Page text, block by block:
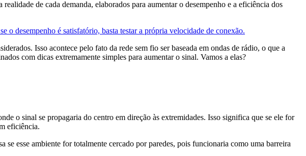
de cada demanda, elaborados para aumentar o desempenho e a eficiência dos
o desempenho é satisfatório, basta testar a própria velocidade de conexão.
Isso acontece pelo fato da rede sem fio ser baseada em ondas de rádio, o que a
com dicas extremamente simples para aumentar o sinal. Vamos a elas?
o sinal se propagaria do centro em direção às extremidades. Isso significa que se ele for
eficiência.
esse ambiente for totalmente cercado por paredes, pois funcionaria como uma barreira